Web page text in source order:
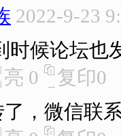
2022-9-23
时候论坛也
亮 0 复印0
，微信联